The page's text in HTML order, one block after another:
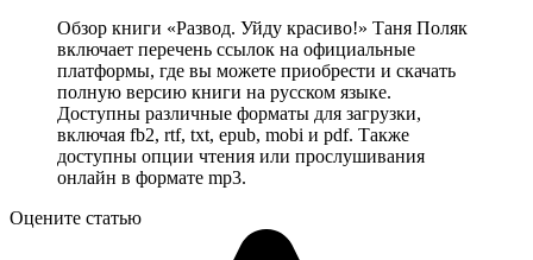
Обзор книги «Развод. Уйду красиво!» Таня Поляк
включает перечень ссылок на официальные
платформы, где вы можете приобрести и скачать
полную версию книги на русском языке.
Доступны различные форматы для загрузки,
включая fb2, rtf, txt, epub, mobi и pdf. Также
доступны опции чтения или прослушивания
онлайн в формате mp3.
Оцените статью